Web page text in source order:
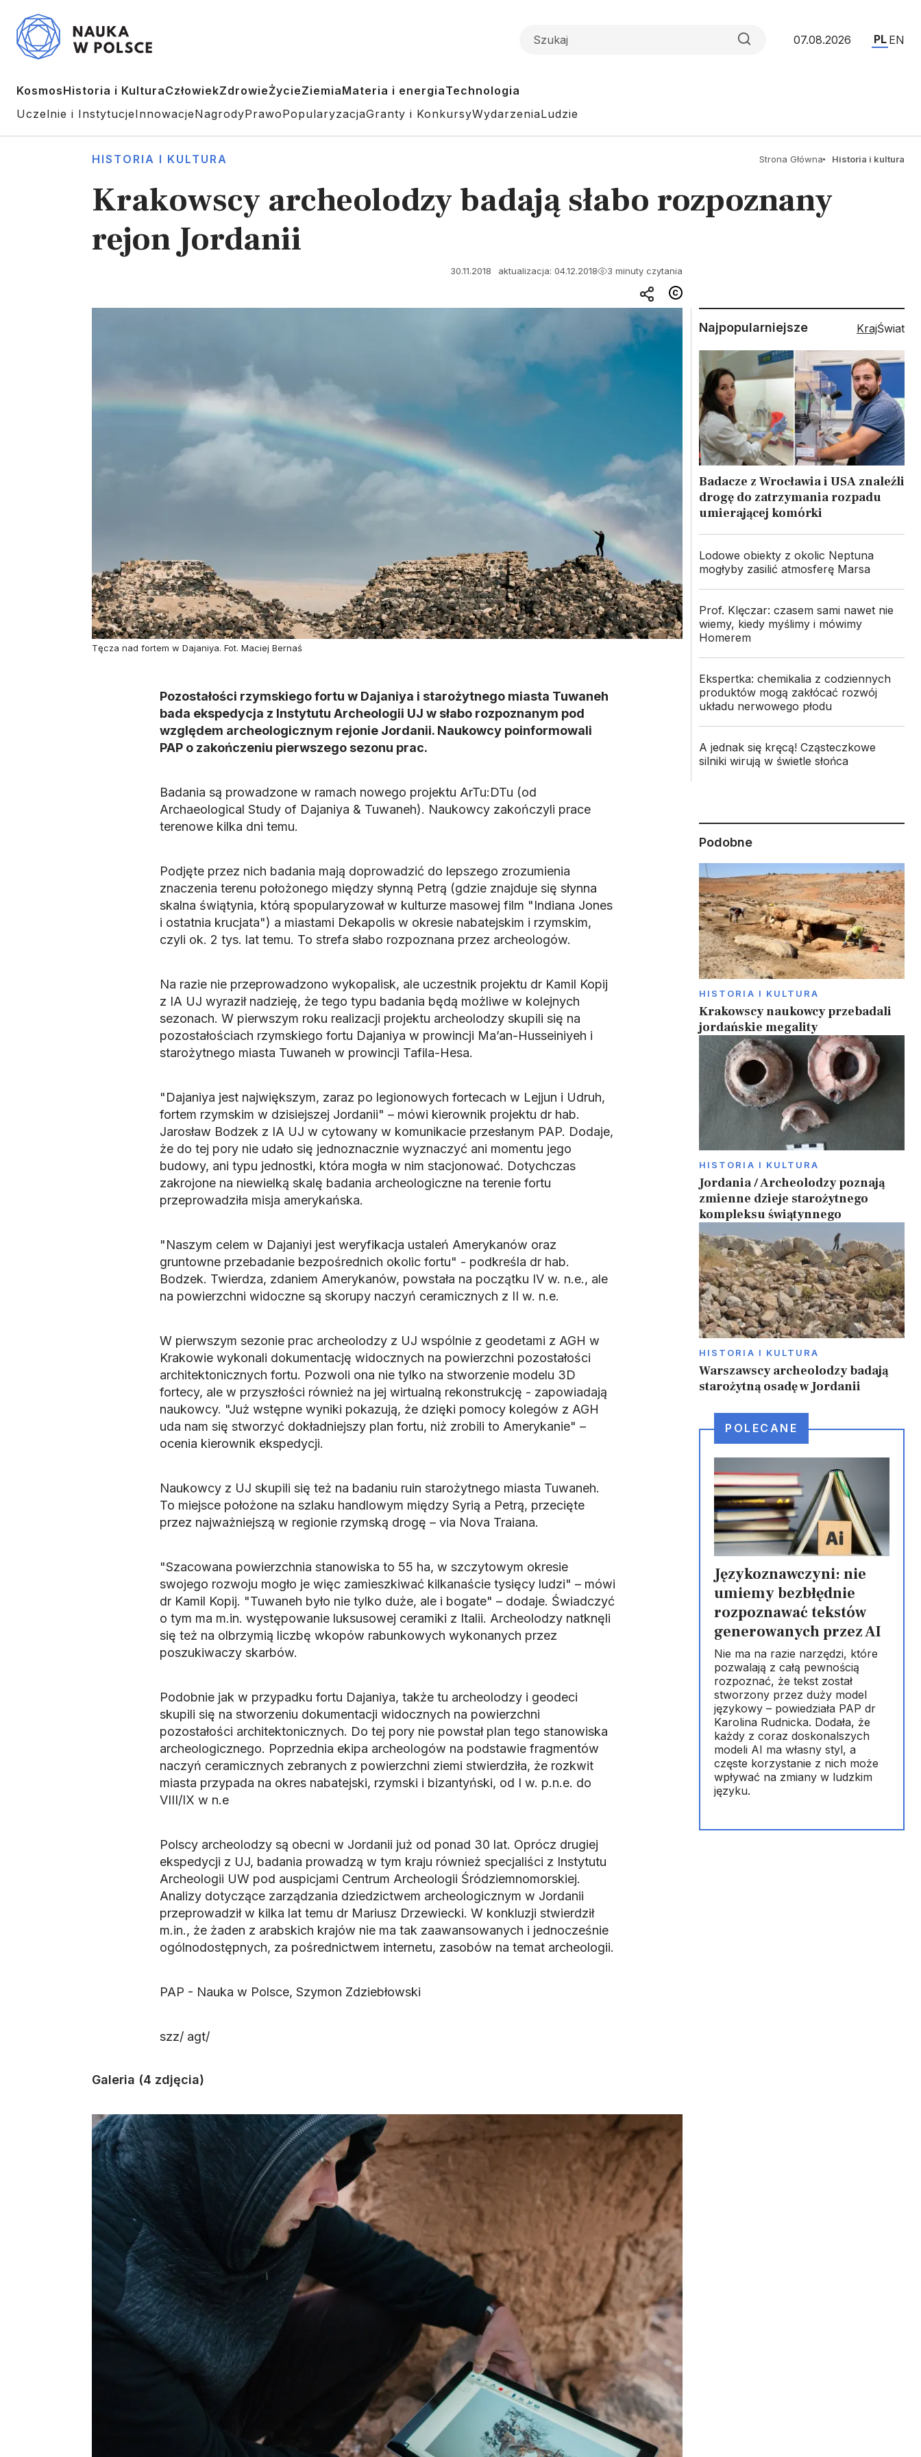
07.08.2026 PL EN
KosmosHistoria i KulturaCzłowiekZdrowieŻycieZiemiaMateria i energiaTechnologia
Uczelnie i InstytucjeInnowacjeNagrodyPrawoPopularyzacjaGranty i KonkursyWydarzeniaLudzie
HISTORIA I KULTURA Strona Główna Historia i kultura
Krakowscy archeolodzy badają słabo rozpoznany
rejon Jordanii
30.11.2018 aktualizacja: 04.12.2018 3 minuty czytania
Tęcza nad fortem w Dajaniya. Fot. Maciej Bernaś
Pozostałości rzymskiego fortu w Dajaniya i starożytnego miasta Tuwaneh
bada ekspedycja z Instytutu Archeologii UJ w słabo rozpoznanym pod
względem archeologicznym rejonie Jordanii. Naukowcy poinformowali
PAP o zakończeniu pierwszego sezonu prac.
Badania są prowadzone w ramach nowego projektu ArTu:DTu (od
Archaeological Study of Dajaniya & Tuwaneh). Naukowcy zakończyli prace
terenowe kilka dni temu.
Podjęte przez nich badania mają doprowadzić do lepszego zrozumienia
znaczenia terenu położonego między słynną Petrą (gdzie znajduje się słynna
skalna świątynia, którą spopularyzował w kulturze masowej film "Indiana Jones
i ostatnia krucjata") a miastami Dekapolis w okresie nabatejskim i rzymskim,
czyli ok. 2 tys. lat temu. To strefa słabo rozpoznana przez archeologów.
Na razie nie przeprowadzono wykopalisk, ale uczestnik projektu dr Kamil Kopij
z IA UJ wyraził nadzieję, że tego typu badania będą możliwe w kolejnych
sezonach. W pierwszym roku realizacji projektu archeolodzy skupili się na
pozostałościach rzymskiego fortu Dajaniya w prowincji Ma’an-Husseiniyeh i
starożytnego miasta Tuwaneh w prowincji Tafila-Hesa.
"Dajaniya jest największym, zaraz po legionowych fortecach w Lejjun i Udruh,
fortem rzymskim w dzisiejszej Jordanii" – mówi kierownik projektu dr hab.
Jarosław Bodzek z IA UJ w cytowany w komunikacie przesłanym PAP. Dodaje,
że do tej pory nie udało się jednoznacznie wyznaczyć ani momentu jego
budowy, ani typu jednostki, która mogła w nim stacjonować. Dotychczas
zakrojone na niewielką skalę badania archeologiczne na terenie fortu
przeprowadziła misja amerykańska.
"Naszym celem w Dajaniyi jest weryfikacja ustaleń Amerykanów oraz
gruntowne przebadanie bezpośrednich okolic fortu" - podkreśla dr hab.
Bodzek. Twierdza, zdaniem Amerykanów, powstała na początku IV w. n.e., ale
na powierzchni widoczne są skorupy naczyń ceramicznych z II w. n.e.
W pierwszym sezonie prac archeolodzy z UJ wspólnie z geodetami z AGH w
Krakowie wykonali dokumentację widocznych na powierzchni pozostałości
architektonicznych fortu. Pozwoli ona nie tylko na stworzenie modelu 3D
fortecy, ale w przyszłości również na jej wirtualną rekonstrukcję - zapowiadają
naukowcy. "Już wstępne wyniki pokazują, że dzięki pomocy kolegów z AGH
uda nam się stworzyć dokładniejszy plan fortu, niż zrobili to Amerykanie" –
ocenia kierownik ekspedycji.
Naukowcy z UJ skupili się też na badaniu ruin starożytnego miasta Tuwaneh.
To miejsce położone na szlaku handlowym między Syrią a Petrą, przecięte
przez najważniejszą w regionie rzymską drogę – via Nova Traiana.
"Szacowana powierzchnia stanowiska to 55 ha, w szczytowym okresie
swojego rozwoju mogło je więc zamieszkiwać kilkanaście tysięcy ludzi" – mówi
dr Kamil Kopij. "Tuwaneh było nie tylko duże, ale i bogate" – dodaje. Świadczyć
o tym ma m.in. występowanie luksusowej ceramiki z Italii. Archeolodzy natknęli
się też na olbrzymią liczbę wkopów rabunkowych wykonanych przez
poszukiwaczy skarbów.
Podobnie jak w przypadku fortu Dajaniya, także tu archeolodzy i geodeci
skupili się na stworzeniu dokumentacji widocznych na powierzchni
pozostałości architektonicznych. Do tej pory nie powstał plan tego stanowiska
archeologicznego. Poprzednia ekipa archeologów na podstawie fragmentów
naczyń ceramicznych zebranych z powierzchni ziemi stwierdziła, że rozkwit
miasta przypada na okres nabatejski, rzymski i bizantyński, od I w. p.n.e. do
VIII/IX w n.e
Polscy archeolodzy są obecni w Jordanii już od ponad 30 lat. Oprócz drugiej
ekspedycji z UJ, badania prowadzą w tym kraju również specjaliści z Instytutu
Archeologii UW pod auspicjami Centrum Archeologii Śródziemnomorskiej.
Analizy dotyczące zarządzania dziedzictwem archeologicznym w Jordanii
przeprowadził w kilka lat temu dr Mariusz Drzewiecki. W konkluzji stwierdził
m.in., że żaden z arabskich krajów nie ma tak zaawansowanych i jednocześnie
ogólnodostępnych, za pośrednictwem internetu, zasobów na temat archeologii.
PAP - Nauka w Polsce, Szymon Zdziebłowski
szz/ agt/
Galeria (4 zdjęcia)
Najpopularniejsze KrajŚwiat
Badacze z Wrocławia i USA znaleźli
drogę do zatrzymania rozpadu
umierającej komórki
Lodowe obiekty z okolic Neptuna
mogłyby zasilić atmosferę Marsa
Prof. Klęczar: czasem sami nawet nie
wiemy, kiedy myślimy i mówimy
Homerem
Ekspertka: chemikalia z codziennych
produktów mogą zakłócać rozwój
układu nerwowego płodu
A jednak się kręcą! Cząsteczkowe
silniki wirują w świetle słońca
Podobne
HISTORIA I KULTURA
Krakowscy naukowcy przebadali
jordańskie megality
HISTORIA I KULTURA
Jordania / Archeolodzy poznają
zmienne dzieje starożytnego
kompleksu świątynnego
HISTORIA I KULTURA
Warszawscy archeolodzy badają
starożytną osadę w Jordanii
POLECANE
Językoznawczyni: nie
umiemy bezbłędnie
rozpoznawać tekstów
generowanych przez AI
Nie ma na razie narzędzi, które
pozwalają z całą pewnością
rozpoznać, że tekst został
stworzony przez duży model
językowy – powiedziała PAP dr
Karolina Rudnicka. Dodała, że
każdy z coraz doskonalszych
modeli AI ma własny styl, a
częste korzystanie z nich może
wpływać na zmiany w ludzkim
języku.